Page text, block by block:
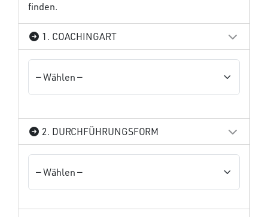
finden.
1. COACHINGART
2. DURCHFÜHRUNGSFORM